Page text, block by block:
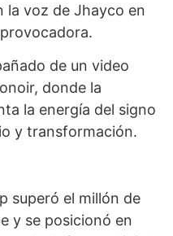
la voz de Jhayco en
de un video
donde la
la energía del signo
y transformación.
superó el millón de
y se posicionó en